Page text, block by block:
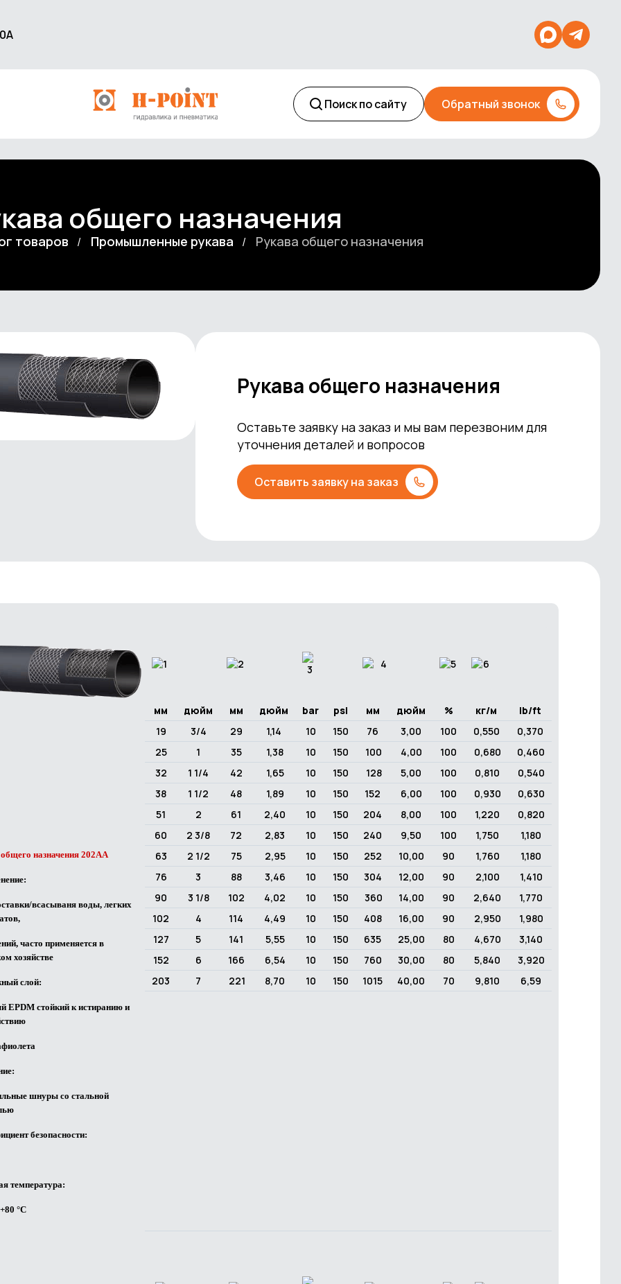
Поиск по сайту Обратный звонок
общего назначения
товаров Промышленные рукава Рукава общего назначения
Рукава общего назначения
Оставьте заявку на заказ и мы вам перезвоним для
уточнения деталей и вопросов
Оставить заявку на заказ
назначения 202AA
всасываня воды, легких
часто применяется в
хозяйстве
слой:
EPDM стойкий к истиранию и
шнуры со стальной
безопасности:
температура:
°C
мм дюйм мм дюйм bar psi мм дюйм % кг/м
ib/ft
19
3/4 29 1,14 10 150 76 3,00 100 0,550
0,370
25
1 35 1,38 10 150 100 4,00 100 0,680
0,460
32
1 1/4 42 1,65 10 150 128 5,00 100 0,810
0,540
38
1 1/2 48 1,89 10 150 152 6,00 100 0,930
0,630
51
2 61 2,40 10 150 204 8,00 100 1,220
0,820
60
2 3/8 72 2,83 10 150 240 9,50 100 1,750
1,180
63
2 1/2 75 2,95 10 150 252 10,00 90 1,760
1,180
76
3 88 3,46 10 150 304 12,00 90 2,100
1,410
90
3 1/8 102 4,02 10 150 360 14,00 90 2,640
1,770
102
4 114 4,49 10 150 408 16,00 90 2,950
1,980
127
5 141 5,55 10 150 635 25,00 80 4,670
3,140
152
6 166 6,54 10 150 760 30,00 80 5,840
3,920
203
7 221 8,70 10 150 1015 40,00 70 9,810 6,59